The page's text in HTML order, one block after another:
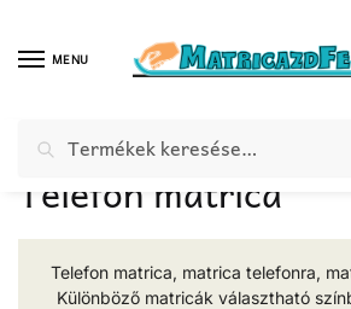
navigation
contentMENU
következőre:
Kezdőlap / Webáruház / Telefon matrica
Telefon matrica
Telefon matrica, matrica telefonra,
Különböző matricák választható